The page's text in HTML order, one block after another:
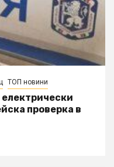
ТОП новини
проверка в